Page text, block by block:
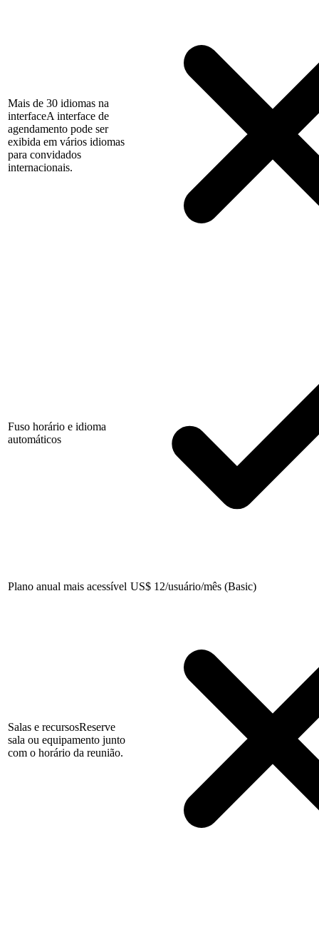
Mais de 30 idiomas na
interfaceA interface de
agendamento pode ser
exibida em vários idiomas
para convidados
internacionais.
Fuso horário e idioma
automáticos
Plano anual mais acessível US$ 12/usuário/mês (Basic)
Salas e recursosReserve
sala ou equipamento junto
com o horário da reunião.